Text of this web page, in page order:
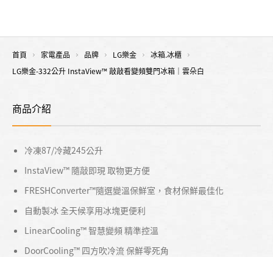
首頁 家電產品 品牌 LG樂金
冰箱.冰櫃
LG樂金-332公升 InstaView™ 敲敲看變頻雙門冰箱｜雲朵白
商品介紹
冷凍87/冷藏245公升
InstaView™ 隨敲即現 取物更方便
FRESHConverter™隨選變溫保鮮室，食材保鮮最佳化
自動製冰 全天候享用冰塊更便利
LinearCooling™ 智慧變頻 精準控溫
DoorCooling™ 四方吹冷流 保鮮零死角